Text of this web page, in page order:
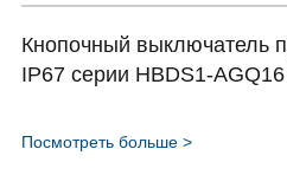
/www/wwwroot/
<" title="Кнопочный выключатель
серии HBDS1-AGQ16 с
ondragstart="return false">
Кнопочный выключатель
IP67 серии HBDS1-
Посмотреть больше >